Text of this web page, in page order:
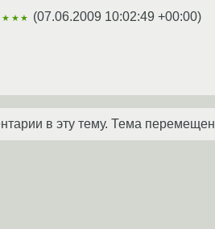
(07.06.2009 10:02:49 +00:00)
в эту тему. Тема